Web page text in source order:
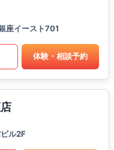
座イースト701
体験・相談予約
ル2F